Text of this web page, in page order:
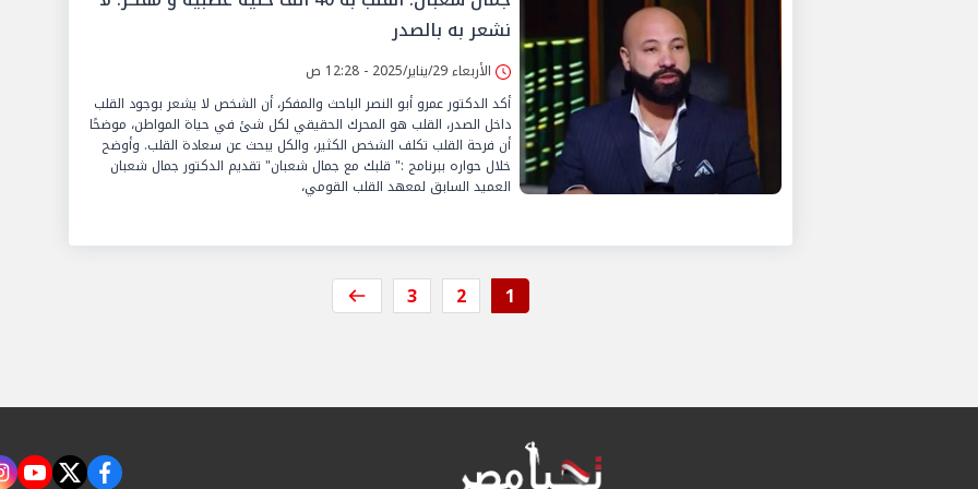
نشعر به بالصدر
الأربعاء 29/يناير/2025 - 12:28 ص
أكد الدكتور عمرو أبو النصر الباحث والمفكر، أن الشخص لا يشعر بوجود القلب
داخل الصدر، القلب هو المحرك الحقيقي لكل شئ في حياة المواطن، موضحًا
أن فرحة القلب تكلف الشخص الكثير، والكل يبحث عن سعادة القلب. وأوضح
خلال حواره ببرنامج :" قلبك مع جمال شعبان" تقديم الدكتور جمال شعبان
العميد السابق لمعهد القلب القومي،
1
2
3
facebook
twitter